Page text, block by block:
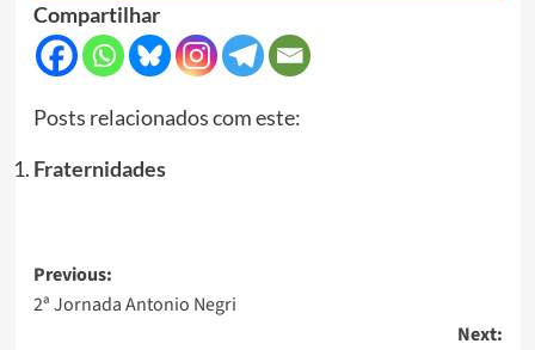
Compartilhar
Posts relacionados com este:
Fraternidades
Post
navigation
Previous:
2ª Jornada Antonio Negri
Next: